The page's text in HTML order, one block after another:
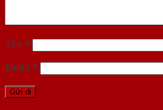
Tên *
Email *